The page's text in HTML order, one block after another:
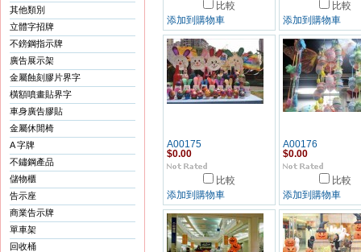
其他類別
立體字招牌
不鎊鋼指示牌
廣告展示架
金屬蝕刻膠片界字
橫額噴畫貼界字
車身廣告膠貼
金屬休閒椅
A 字牌
不鏽鋼產品
儲物櫃
告示座
商業告示牌
單車架
回收桶
比較
添加到購物車
比較
添加到購物車
A00175
$0.00
比較
添加到購物車
A00176
$0.00
比較
添加到購物車